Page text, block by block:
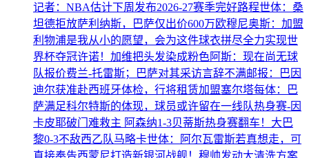
记者：NBA估计下周发布2026-27赛季完好路程世体：桑
坦德拒放萨利纳斯，巴萨仅出价600万欧穆尼奥斯：加盟
利物浦是我从小的愿望，会为这件球衣拼尽全力实现世
界杯夺冠许诺！加维把头发染成粉色阿斯：现在尚无球
队报价费兰-托雷斯；巴萨对其采访言辞不满邮报：巴因
迪尔获准赴西班牙体检，行将租赁加盟塞尔塔每体：巴
萨满足科尔特斯的体现，球员或许留在一线队热身赛-因
卡皮耶破门难救主 阿森纳1-3贝蒂斯热身赛翻车！大巴
黎0-3不敌西乙队马略卡世体：阿尔瓦雷斯若真想走，可
直接奉告西蒙尼打造新银河战舰！穆帅发动大清洗方案